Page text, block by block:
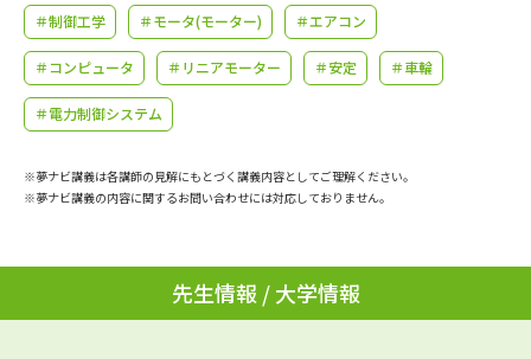
学問のミニ講義「夢ナビ講義」 学問分野解説
学問の教科書
ユーザーサポート
お支払いについて
受付内容・発送状況の確認
＃制御工学 ＃モータ(モーター) ＃エアコン
＃コンピュータ ＃リニアモーター ＃安定 ＃車輪
＃電力制御システム
※夢ナビ講義は各講師の見解にもとづく講義内容としてご理解ください。
※夢ナビ講義の内容に関するお問い合わせには対応しておりません。
先生情報 / 大学情報